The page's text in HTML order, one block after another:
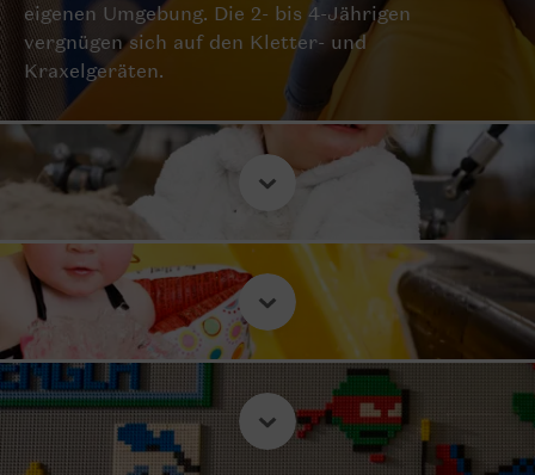
eigenen Umgebung. Die 2- bis 4-Jährigen
vergnügen sich auf den Kletter- und
Kraxelgeräten.